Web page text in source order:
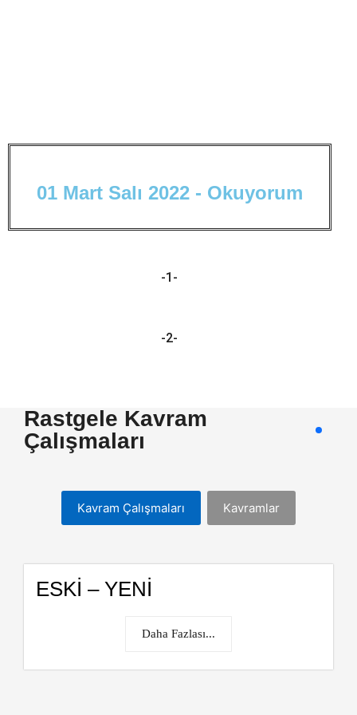
01 Mart Salı 2022 - Okuyorum
-1-
-2-
Rastgele Kavram
Çalışmaları
Kavram Çalışmaları Kavramlar
ESKİ – YENİ
Daha Fazlası...